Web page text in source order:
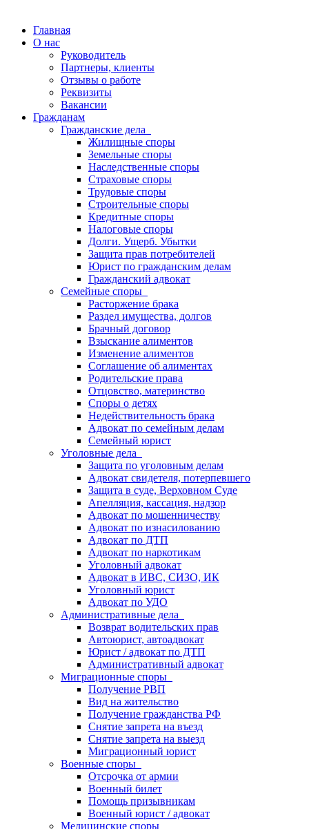
Главная
О нас
Руководитель
Партнеры, клиенты
Отзывы о работе
Реквизиты
Вакансии
Гражданам
Гражданские дела
Жилищные споры
Земельные споры
Наследственные споры
Страховые споры
Трудовые споры
Строительные споры
Кредитные споры
Налоговые споры
Долги. Ущерб. Убытки
Защита прав потребителей
Юрист по гражданским делам
Гражданский адвокат
Семейные споры
Расторжение брака
Раздел имущества, долгов
Брачный договор
Взыскание алиментов
Изменение алиментов
Соглашение об алиментах
Родительские права
Отцовство, материнство
Споры о детях
Недействительность брака
Адвокат по семейным делам
Семейный юрист
Уголовные дела
Защита по уголовным делам
Адвокат свидетеля, потерпевшего
Защита в суде, Верховном Суде
Апелляция, кассация, надзор
Адвокат по мошенничеству
Адвокат по изнасилованию
Адвокат по ДТП
Адвокат по наркотикам
Уголовный адвокат
Адвокат в ИВС, СИЗО, ИК
Уголовный юрист
Адвокат по УДО
Административные дела
Возврат водительских прав
Автоюрист, автоадвокат
Юрист / адвокат по ДТП
Административный адвокат
Миграционные споры
Получение РВП
Вид на жительство
Получение гражданства РФ
Снятие запрета на въезд
Снятие запрета на выезд
Миграционный юрист
Военные споры
Отсрочка от армии
Военный билет
Помощь призывникам
Военный юрист / адвокат
Медицинские споры